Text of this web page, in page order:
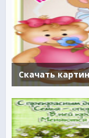
Скачать